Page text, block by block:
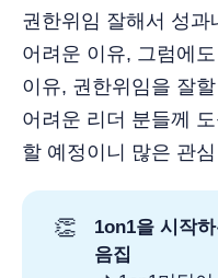
권한위임 잘해서 성과
어려운 이유, 그럼에
이유, 권한위임을 잘
어려운 리더 분들께
할 예정이니 많은 관
👏
1on1을 시작
음집